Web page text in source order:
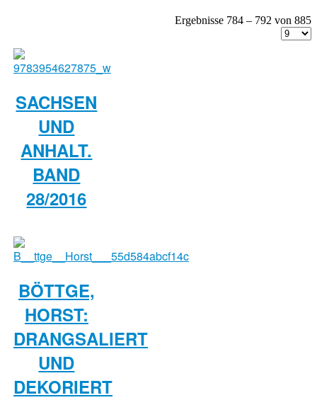
Ergebnisse 784 – 792 von 885
SACHSEN
UND
ANHALT.
BAND
28/2016
BÖTTGE,
HORST:
DRANGSALIERT
UND
DEKORIERT